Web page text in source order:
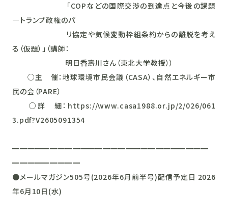
「COPなどの国際交渉の到達点と今後の課題
―トランプ政権のパ
リ協定や気候変動枠組条約からの離脱を考え
る（仮題）」（講師：
明日香壽川さん（東北大学教授））
○主 催：地球環境市民会議（CASA）、自然エネルギー市
民の会（PARE）
○詳 細：https://www.casa1988.or.jp/2/026/061
3.pdf?V2605091354
━━━━━━━━━━━━━━━━━━━━━━━━━━
━━━━━━━━━
●メールマガジン505号(2026年6月前半号)配信予定日 2026
年6月10日(水)